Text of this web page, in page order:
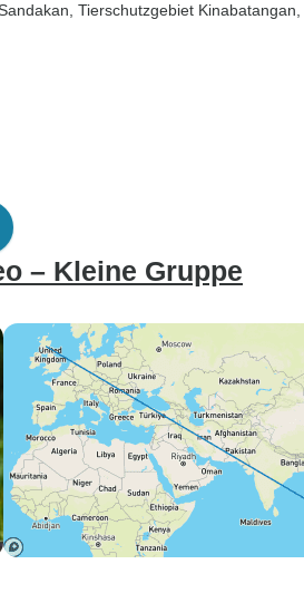
Sandakan , Tierschutzgebiet Kinabatangan
– Kleine Gruppe